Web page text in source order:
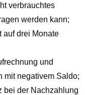
verbrauchtes
werden kann;
auf drei Monate
und
mit negativem Saldo;
bei der Nachzahlung